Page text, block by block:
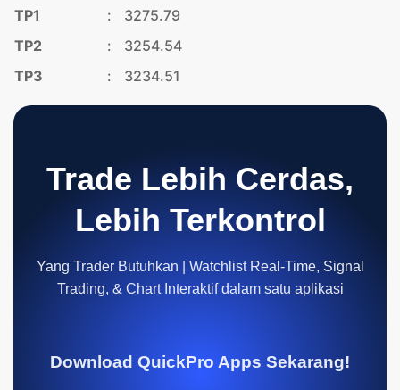
TP1
:
3275.79
TP2
:
3254.54
TP3
: 3234.51
Trade Lebih Cerdas,
Lebih Terkontrol
Yang Trader Butuhkan | Watchlist Real-Time, Signal
Trading, & Chart Interaktif dalam satu aplikasi
Download QuickPro Apps Sekarang!